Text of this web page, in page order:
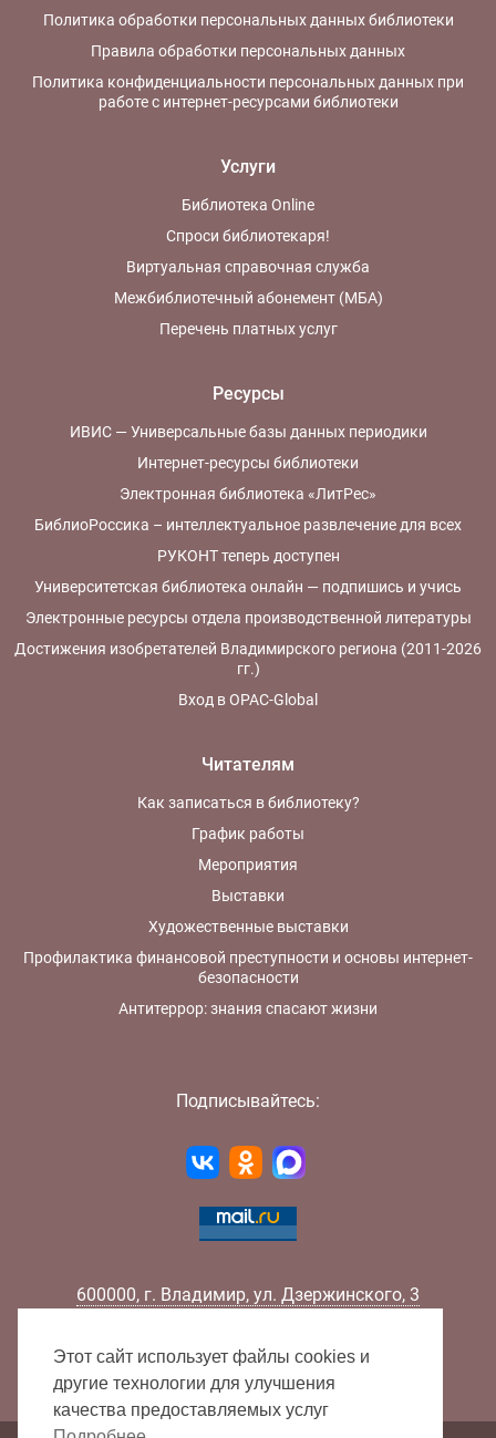
Политика обработки персональных данных библиотеки
Правила обработки персональных данных
Политика конфиденциальности персональных данных при
работе с интернет-ресурсами библиотеки
Услуги
Библиотека Online
Спроси библиотекаря!
Виртуальная справочная служба
Межбиблиотечный абонемент (МБА)
Перечень платных услуг
Ресурсы
ИВИС — Универсальные базы данных периодики
Интернет-ресурсы библиотеки
Электронная библиотека «ЛитРес»
БиблиоРоссика – интеллектуальное развлечение для всех
РУКОНТ теперь доступен
Университетская библиотека онлайн — подпишись и учись
Электронные ресурсы отдела производственной литературы
Достижения изобретателей Владимирского региона (2011-2026
гг.)
Вход в OPAC-Global
Читателям
Как записаться в библиотеку?
График работы
Мероприятия
Выставки
Художественные выставки
Профилактика финансовой преступности и основы интернет-
безопасности
Антитеррор: знания спасают жизни
Подписывайтесь:
600000, г. Владимир, ул. Дзержинского, 3
Факс:
+7 (4922) 32-52-88
E-mail:
info@lib33.ru
Этот сайт использует файлы cookies и
другие технологии для улучшения
качества предоставляемых услуг